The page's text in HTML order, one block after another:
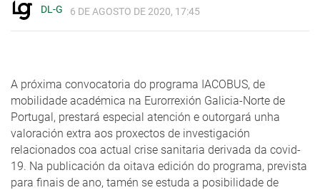
DL-G 6 DE AGOSTO DE 2020, 17:45
A próxima convocatoria do programa IACOBUS, de
mobilidade académica na Eurorrexión Galicia-Norte de
Portugal, prestará especial atención e outorgará unha
valoración extra aos proxectos de investigación
relacionados coa actual crise sanitaria derivada da covid-
19. Na publicación da oitava edición do programa, prevista
para finais de ano, tamén se estuda a posibilidade de